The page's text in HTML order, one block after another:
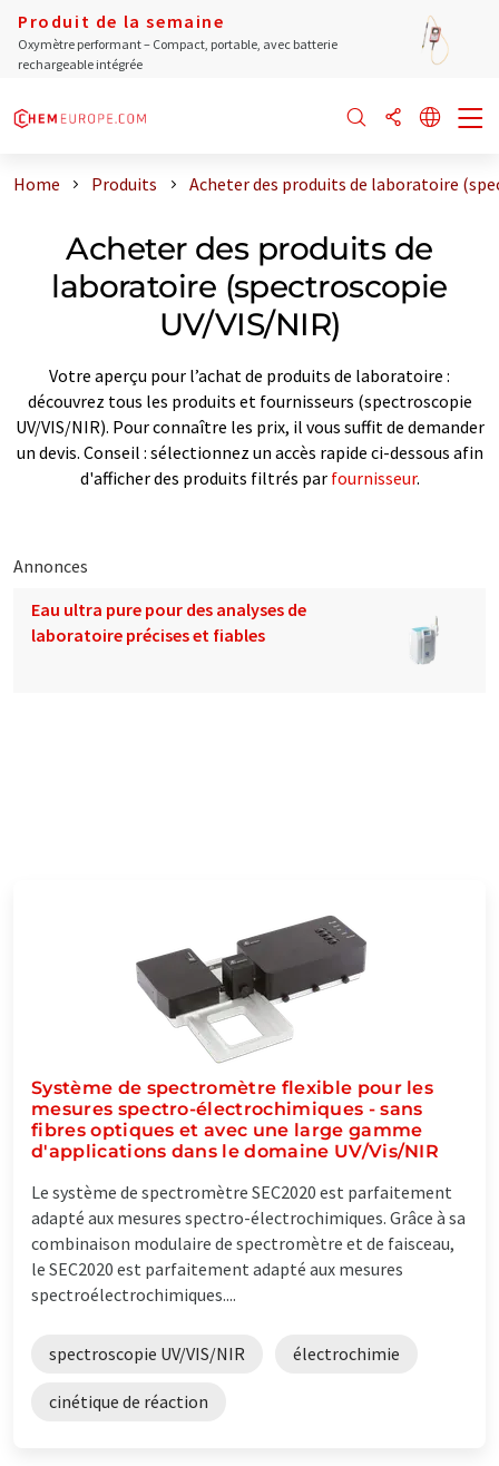
Produit de la semaine
Oxymètre performant – Compact, portable, avec batterie
rechargeable intégrée
Home Produits Acheter des produits de laboratoire
Acheter des produits de
laboratoire (spectroscopie
UV/VIS/NIR)
Votre aperçu pour l’achat de produits de laboratoire :
découvrez tous les produits et fournisseurs (spectroscopie
UV/VIS/NIR). Pour connaître les prix, il vous suffit de demander
un devis. Conseil : sélectionnez un accès rapide ci-dessous afin
d'afficher des produits filtrés par fournisseur.
Annonces
Eau ultra pure pour des analyses de
laboratoire précises et fiables
Système de spectromètre flexible pour les
mesures spectro-électrochimiques - sans
fibres optiques et avec une large gamme
d'applications dans le domaine UV/Vis/NIR
Le système de spectromètre SEC2020 est parfaitement
adapté aux mesures spectro-électrochimiques. Grâce à sa
combinaison modulaire de spectromètre et de faisceau,
le SEC2020 est parfaitement adapté aux mesures
spectroélectrochimiques....
spectroscopie UV/VIS/NIR électrochimie
cinétique de réaction